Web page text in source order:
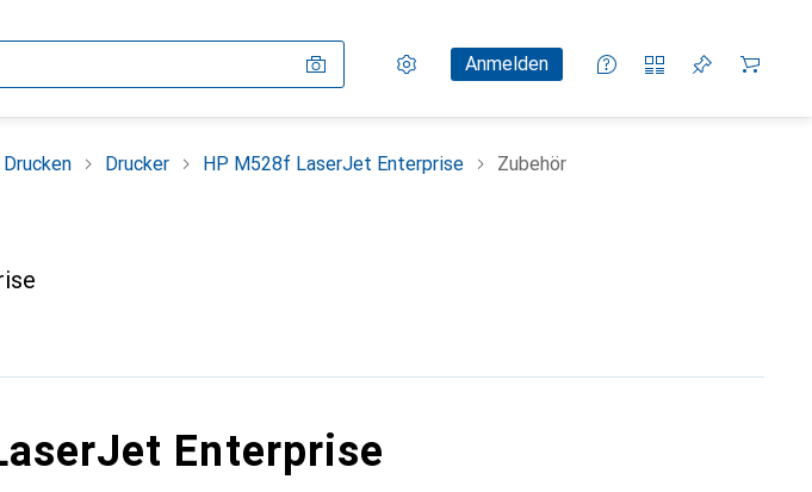
Einstellungen
KundenkontoAnmelden
Vergleichslisten
Merklisten
Warenkorb
Drucken Drucker HP M528f LaserJet Enterprise Zubehör
Enterprise